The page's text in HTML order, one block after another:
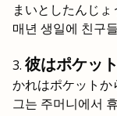
まいとしたんじょ
매년 생일에 친구
彼はポケッ
かれはポケットか
그는 주머니에서